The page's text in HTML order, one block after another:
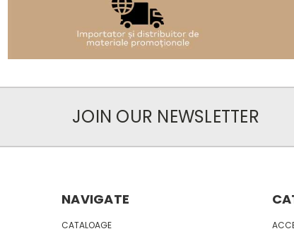
JOIN OUR NEWSLETTER
NAVIGATE
CATALOAGE